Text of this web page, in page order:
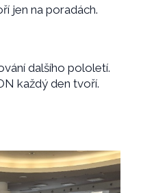
jen na poradách.
dalšího pololetí.
každý den tvoří.